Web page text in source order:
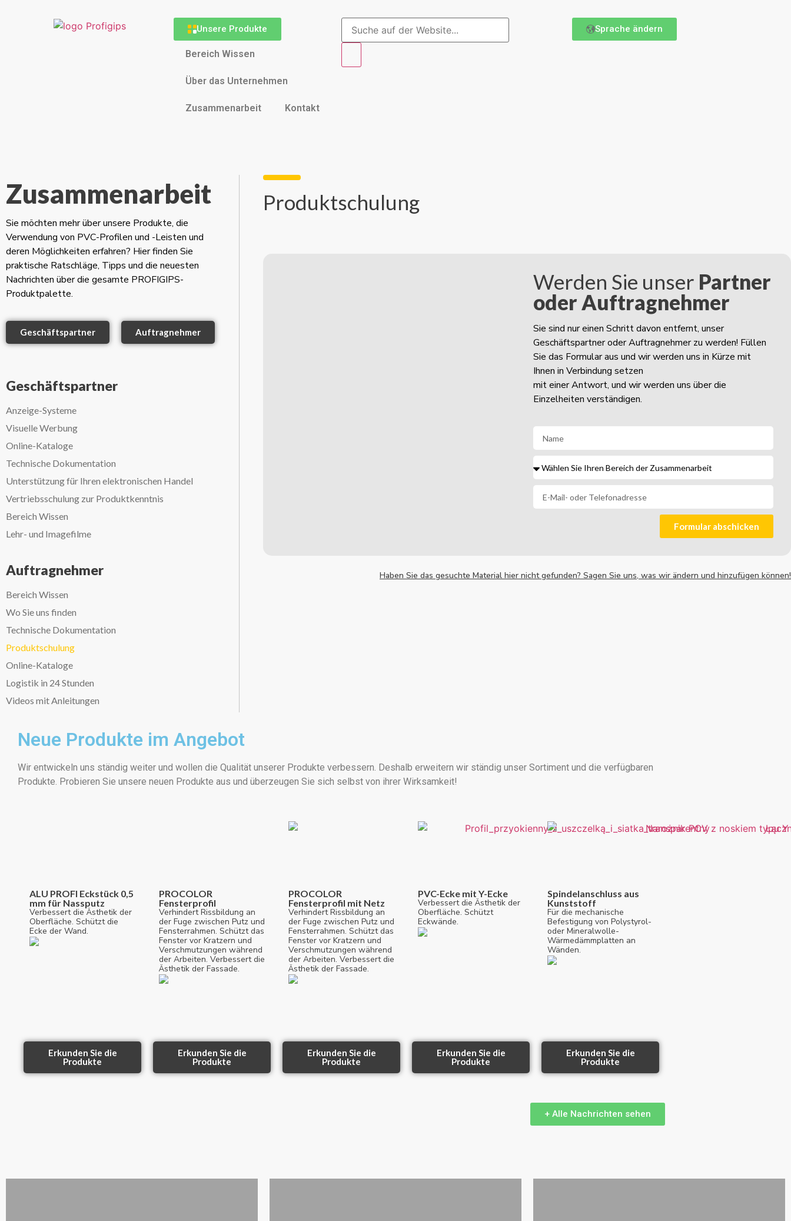
Unsere Produkte
Bereich Wissen
Über das Unternehmen
Zusammenarbeit Kontakt
Sprache ändern
Zusammenarbeit
Sie möchten mehr über unsere Produkte, die
Verwendung von PVC-Profilen und -Leisten und
deren Möglichkeiten erfahren? Hier finden Sie
praktische Ratschläge, Tipps und die neuesten
Nachrichten über die gesamte PROFIGIPS-
Produktpalette.
Geschäftspartner Auftragnehmer
Geschäftspartner
Anzeige-Systeme
Visuelle Werbung
Online-Kataloge
Technische Dokumentation
Unterstützung für Ihren elektronischen Handel
Vertriebsschulung zur Produktkenntnis
Bereich Wissen
Lehr- und Imagefilme
Auftragnehmer
Bereich Wissen
Wo Sie uns finden
Technische Dokumentation
Produktschulung
Online-Kataloge
Logistik in 24 Stunden
Videos mit Anleitungen
Produktschulung
Werden Sie unser Partner
oder Auftragnehmer
Sie sind nur einen Schritt davon entfernt, unser
Geschäftspartner oder Auftragnehmer zu werden! Füllen
Sie das Formular aus und wir werden uns in Kürze mit
Ihnen in Verbindung setzen
mit einer Antwort, und wir werden uns über die
Einzelheiten verständigen.
Formular abschicken
Haben Sie das gesuchte Material hier nicht gefunden? Sagen Sie uns, was wir ändern und hinzufügen können!
Neue Produkte im Angebot
Wir entwickeln uns ständig weiter und wollen die Qualität unserer Produkte verbessern. Deshalb erweitern wir ständig unser Sortiment und die verfügbaren
Produkte. Probieren Sie unsere neuen Produkte aus und überzeugen Sie sich selbst von ihrer Wirksamkeit!
ALU PROFI Eckstück 0,5
mm für Nassputz
Verbessert die Ästhetik der
Oberfläche. Schützt die
Ecke der Wand.
Erkunden Sie die
Produkte
PROCOLOR
Fensterprofil
Verhindert Rissbildung an
der Fuge zwischen Putz und
Fensterrahmen. Schützt das
Fenster vor Kratzern und
Verschmutzungen während
der Arbeiten. Verbessert die
Ästhetik der Fassade.
Erkunden Sie die
Produkte
PROCOLOR
Fensterprofil mit Netz
Verhindert Rissbildung an
der Fuge zwischen Putz und
Fensterrahmen. Schützt das
Fenster vor Kratzern und
Verschmutzungen während
der Arbeiten. Verbessert die
Ästhetik der Fassade.
Erkunden Sie die
Produkte
PVC-Ecke mit Y-Ecke
Verbessert die Ästhetik der
Oberfläche. Schützt
Eckwände.
Erkunden Sie die
Produkte
Spindelanschluss aus
Kunststoff
Für die mechanische
Befestigung von Polystyrol-
oder Mineralwolle-
Wärmedämmplatten an
Wänden.
Erkunden Sie die
Produkte
+ Alle Nachrichten sehen